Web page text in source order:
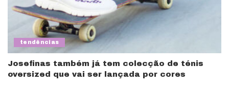
tendências
Josefinas também já tem colecção de ténis
oversized que vai ser lançada por cores